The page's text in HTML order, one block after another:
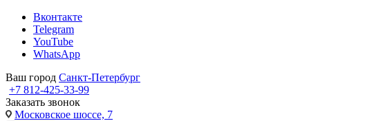
Вконтакте
Telegram
YouTube
WhatsApp
Ваш город Санкт-Петербург
+7 812-425-33-99
Заказать звонок
Московское шоссе, 7